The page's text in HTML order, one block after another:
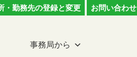
・勤務先の登録と変更 お問い合わせ
事務局から